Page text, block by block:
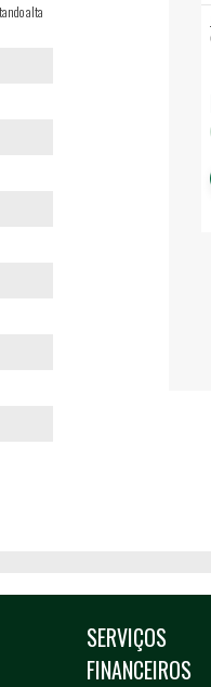
alta
SERVIÇOS
FINANCEIROS